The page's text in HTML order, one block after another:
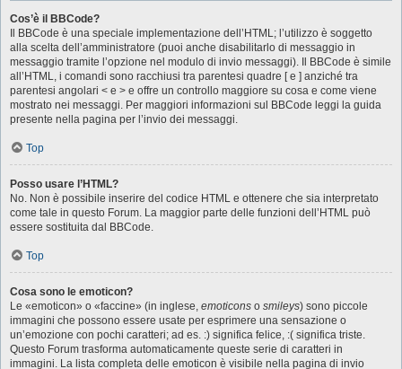
Cos’è il BBCode?
Il BBCode è una speciale implementazione dell’HTML; l’utilizzo è soggetto
alla scelta dell’amministratore (puoi anche disabilitarlo di messaggio in
messaggio tramite l’opzione nel modulo di invio messaggi). Il BBCode è simile
all’HTML, i comandi sono racchiusi tra parentesi quadre [ e ] anziché tra
parentesi angolari < e > e offre un controllo maggiore su cosa e come viene
mostrato nei messaggi. Per maggiori informazioni sul BBCode leggi la guida
presente nella pagina per l’invio dei messaggi.
Top
Posso usare l’HTML?
No. Non è possibile inserire del codice HTML e ottenere che sia interpretato
come tale in questo Forum. La maggior parte delle funzioni dell’HTML può
essere sostituita dal BBCode.
Top
Cosa sono le emoticon?
Le «emoticon» o «faccine» (in inglese, emoticons o smileys) sono piccole
immagini che possono essere usate per esprimere una sensazione o
un’emozione con pochi caratteri; ad es. :) significa felice, :( significa triste.
Questo Forum trasforma automaticamente queste serie di caratteri in
immagini. La lista completa delle emoticon è visibile nella pagina di invio